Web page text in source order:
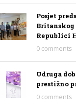
Posjet
Britanskog
Republici
0 comments
Udruga
prestižno
0 comments